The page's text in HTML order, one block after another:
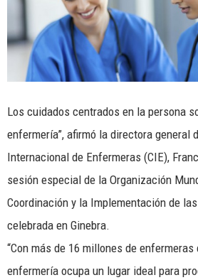
Los cuidados centrados en la persona
enfermería”, afirmó la directora general
Internacional de Enfermeras (CIE),
sesión especial de la Organización
Coordinación y la Implementación de
celebrada en Ginebra.
“Con más de 16 millones de
enfermería ocupa un lugar ideal para